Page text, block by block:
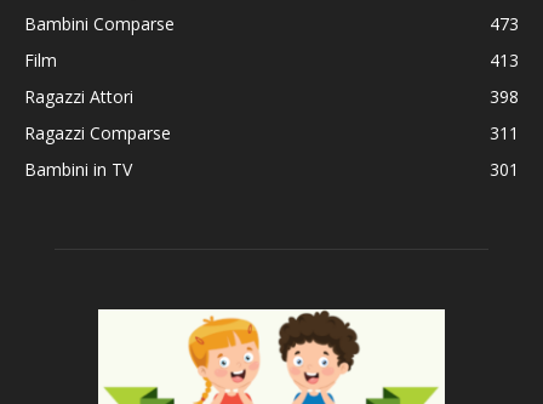
Bambini Comparse
473
Film
413
Ragazzi Attori
398
Ragazzi Comparse
311
Bambini in TV
301